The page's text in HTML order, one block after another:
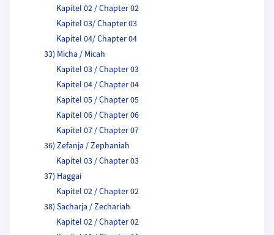
Kapitel 02 / Chapter 02
Kapitel 03/ Chapter 03
Kapitel 04/ Chapter 04
33) Micha / Micah
Kapitel 03 / Chapter 03
Kapitel 04 / Chapter 04
Kapitel 05 / Chapter 05
Kapitel 06 / Chapter 06
Kapitel 07 / Chapter 07
36) Zefanja / Zephaniah
Kapitel 03 / Chapter 03
37) Haggai
Kapitel 02 / Chapter 02
38) Sacharja / Zechariah
Kapitel 02 / Chapter 02